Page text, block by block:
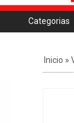
Categorias
Inicio »